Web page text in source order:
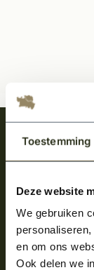
Toestemming
Deze website
We gebruiken
en om ons
Ook delen we
Meld je
over onze
Aanmelden